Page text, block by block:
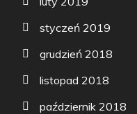
styczeń 2019
grudzień 2018
listopad 2018
październik 2018